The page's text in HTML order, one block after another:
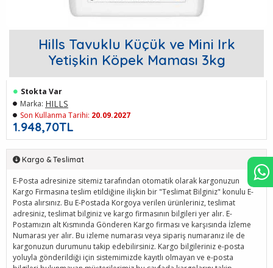
Hills Tavuklu Küçük ve Mini Irk
Yetişkin Köpek Maması 3kg
1.948,70TL
Stokta Var
Marka: HILLS
Son Kullanma Tarihi: 20.09.2027
Kargo & Teslimat
E-Posta adresinize sitemiz tarafından otomatik olarak kargonuzun
Kargo Firmasına teslim etildiğine ilişkin bir "Teslimat Bilginiz" konulu E-
Posta alırsınız. Bu E-Postada Korgoya verilen ürünleriniz, teslimat
adresiniz, teslimat bilginiz ve kargo firmasının bilgileri yer alır. E-
Postamızın alt Kısmında Gönderen Kargo firması ve karşısında İzleme
Numarası yer alır. Bu izleme numarası veya sipariş numaranız ile de
kargonuzun durumunu takip edebilirsiniz. Kargo bilgileriniz e-posta
yoluyla gönderildiği için sistemimizde kayıtlı olmayan ve e-posta